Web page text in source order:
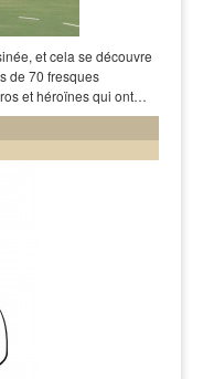
et cela se découvre
de 70 fresques
et héroïnes qui ont…